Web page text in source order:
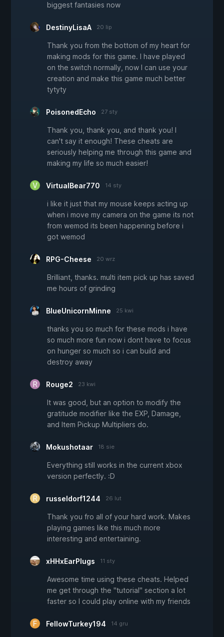
biggest fantasies now
DestinyLisaA 20 lip
Thank you from the bottom of my heart for
making mods for this game. I have played
on the switch normally, now I can use your
creation and make this game much better
tytyty
PoisonedEcho 27 sty
Thank you, thank you, and thank you! I
can't say it enough! These cheats are
seriously helping me through this game and
making my life so much easier!
VirtualBear770 14 sty
i like it just that my mouse keeps acting up
when i move my camera on the game its not
from wemod its been happening before i
got wemod
RPG-Cheese 20 wrz
Brilliant, thanks. multi item pick up has saved
me hours of grinding
BlueUnicornMinne 25 kwi
thanks you so much for these mods i have
so much more fun now i dont have to focus
on hunger so much so i can build and
destroy away
Rouge2 23 kwi
It was good, but an option to modify the
gratitude modifier like the EXP, Damage,
and Item Pickup Multipliers do.
Mokushotaar 18 sie
Everything still works in the current xbox
version perfectly. :D
russeldorf1244 26 lut
Thank you fro all of your hard work. Makes
playing games like this much more
interesting and entertaining.
xHHxEarPlugs 11 sty
Awesome time using these cheats. Helped
me get through the "tutorial" section a lot
faster so I could play online with my friends
FellowTurkey194 14 gru